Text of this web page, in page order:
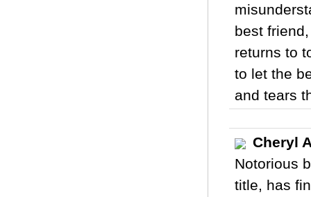
best
returns to
to let the
and tears
Cheryl
Notorious
title, has